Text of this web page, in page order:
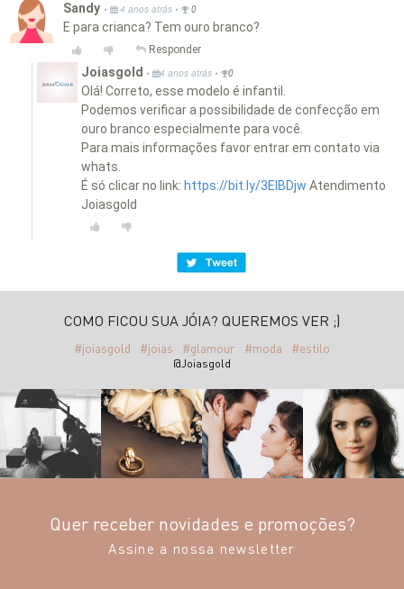
Sandy • 4 anos atrás • 0
E para crianca? Tem ouro branco?
Responder
Joiasgold • 4 anos atrás • 0
Olá! Correto, esse modelo é infantil.
Podemos verificar a possibilidade de confecção em
ouro branco especialmente para você.
Para mais informações favor entrar em contato via
whats.
É só clicar no link: https://bit.ly/3EIBDjw Atendimento
Joiasgold
COMO FICOU SUA JÓIA? QUEREMOS VER ;)
#joiasgold #joias #glamour #moda #estilo
@Joiasgold
Quer receber novidades e promoções?
Assine a nossa newsletter